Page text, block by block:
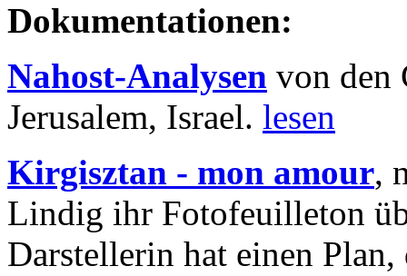
Dokumentationen:
Nahost-Analysen von den
Jerusalem, Israel. lesen
Kirgisztan - mon amour,
Lindig ihr Fotofeuilleton
Darstellerin hat einen Plan,